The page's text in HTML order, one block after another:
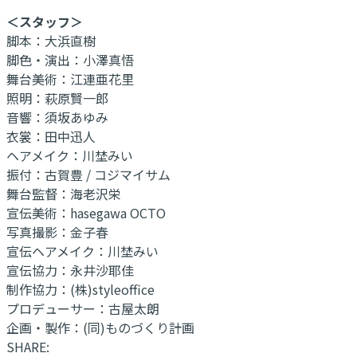
＜スタッフ＞
脚本：大浜直樹
脚色・演出：小澤真悟
舞台美術：江連亜花里
照明：萩原賢一郎
音響：須坂あゆみ
衣裳：田中迅人
ヘアメイク：川埜みい
振付：古賀豊 / コジマイサム
舞台監督：海老沢栄
宣伝美術：hasegawa OCTO
写真撮影：金子春
宣伝ヘアメイク：川埜みい
宣伝協力：永井沙耶佳
制作協力：(株)styleoffice
プロデューサー：古屋太朗
企画・製作：(同)ものづくり計画
SHARE: